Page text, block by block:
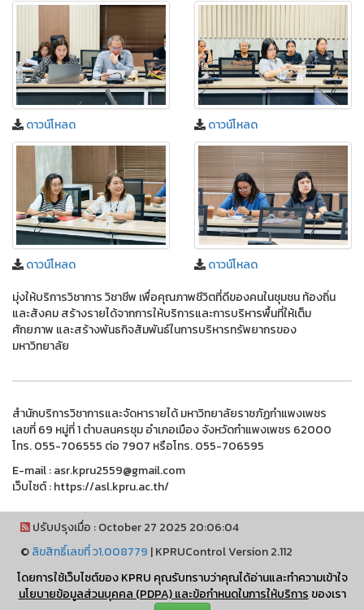
ดาวน์โหลด ดาวน์โหลด
ดาวน์โหลด ดาวน์โหลด
โดยการใช้เว็บไซต์ของ KPRU คุณรับทราบว่าคุณได้อ่านและทำความเข้าใจ
นโยบายข้อมูลส่วนบุคคล (PDPA) และข้อกำหนดในการให้บริการ ของเรา
มุ่งให้บริการวิชาการ วิชาชีพ เพื่อคุณภาพชีวิตที่ดีของคนในชุมชน ท้องถิ่น
และสังคม สร้างรายได้จากการให้บริการและการบริหารพื้นที่ให้เต็ม
ศักยภาพ และสร้างพันธกิจสัมพันธ์ในการบริหารทรัพยากรของ
มหาวิทยาลัย
สำนักบริการวิชาการและจัดหารายได้ มหาวิทยาลัยราชภัฏกำแพงเพชร
เลขที่ 69 หมู่ที่ 1 ตำบลนครชุม อำเภอเมือง จังหวัดกำแพงเพชร 62000
โทร. 055-706555 ต่อ 7907 หรือโทร. 055-706595
E-mail : asr.kpru2559@gmail.com
เว็บไซต์ : https://asl.kpru.ac.th/
ปรับปรุงเมื่อ : October 27 2025 20:06:04
©ลิขสิทธิ์เลขที่ ว1.008779 |KPRUControl Version 2.112
ผู้เข้าชมทั้งหมด 2,101,726